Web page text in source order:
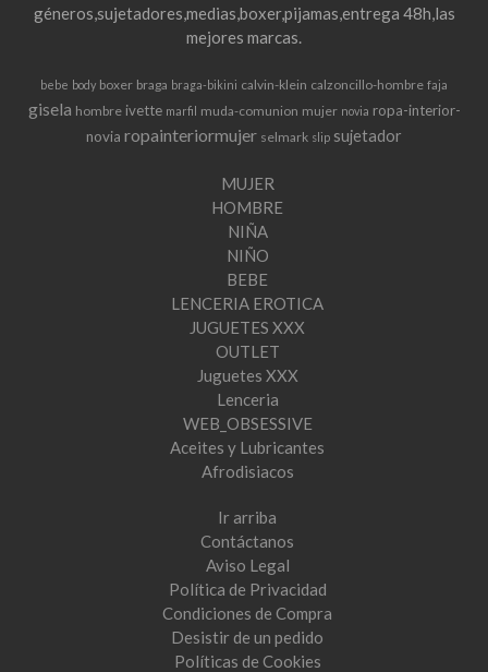
géneros,sujetadores,medias,boxer,pijamas,entrega 48h,las
mejores marcas.
bebe body boxer braga braga-bikini calvin-klein calzoncillo-hombre faja
gisela hombre ivette marfil muda-comunion mujer novia ropa-interior-
novia ropainteriormujer selmark slip sujetador
MUJER
HOMBRE
NIÑA
NIÑO
BEBE
LENCERIA EROTICA
JUGUETES XXX
OUTLET
Juguetes XXX
Lenceria
WEB_OBSESSIVE
Aceites y Lubricantes
Afrodisiacos
Ir arriba
Contáctanos
Aviso Legal
Política de Privacidad
Condiciones de Compra
Desistir de un pedido
Políticas de Cookies